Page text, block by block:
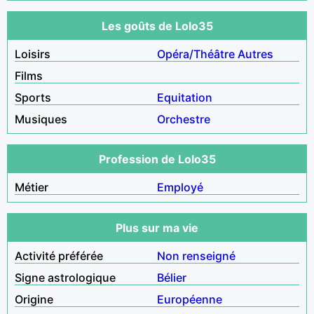
Les goûts de Lolo35
Loisirs
Opéra/Théâtre Autres
Films
Sports
Equitation
Musiques
Orchestre
Profession de Lolo35
Métier
Employé
Plus sur ma vie
Activité préférée
Non renseigné
Signe astrologique
Bélier
Origine
Européenne